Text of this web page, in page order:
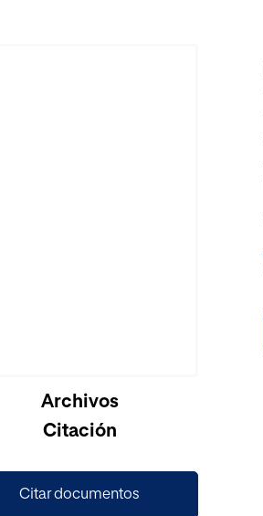
Archivos
Citación
Citar documentos